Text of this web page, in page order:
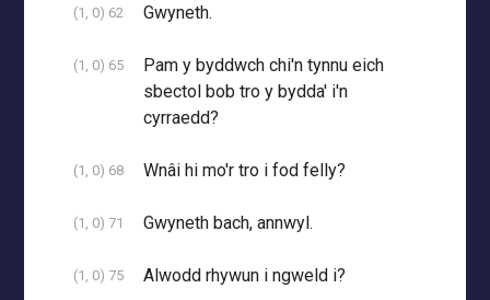
(1, 0) 62 Gwyneth.
(1, 0) 65
Pam y byddwch chi'n tynnu eich
sbectol bob tro y bydda' i'n
cyrraedd?
(1, 0) 68 Wnâi hi mo'r tro i fod felly?
(1, 0) 71 Gwyneth bach, annwyl.
(1, 0) 75 Alwodd rhywun i ngweld i?